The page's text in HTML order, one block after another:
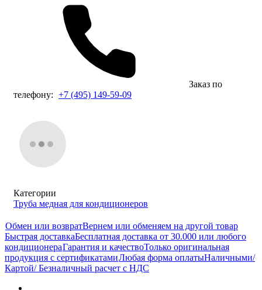
Заказ по
телефону: +7 (495) 149-59-09
Категории
Труба медная для кондиционеров
Обмен или возвратВернем или обменяем на другой товар
Быстрая доставкаБесплатная доставка от 30.000 или любого
кондиционераГарантия и качествоТолько оригинальная
продукция с сертификатамиЛюбая форма оплатыНаличными/
Картой/ Безналичный расчет с НДС